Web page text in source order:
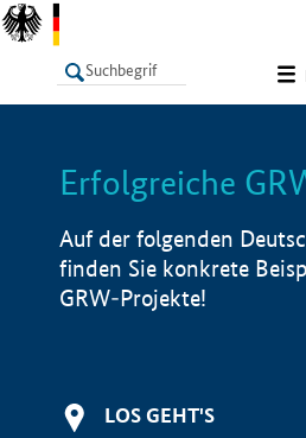
LISTE
Erfolgreiche
Auf der folgenden
finden Sie konkrete
GRW-Projekte!
LOS GEHT'S